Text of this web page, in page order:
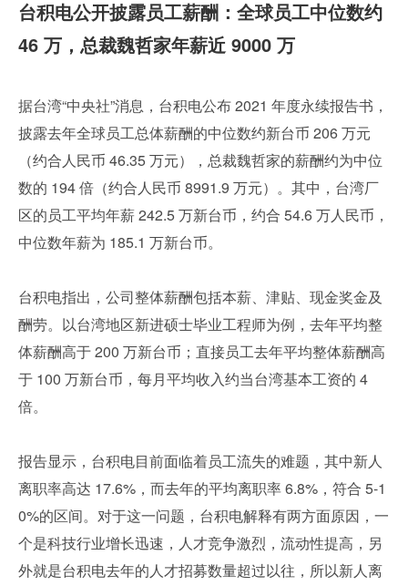
台积电公开披露员工薪酬：全球员工中位数约
46 万，总裁魏哲家年薪近 9000 万
据台湾“中央社”消息，台积电公布 2021 年度永续报告书，
披露去年全球员工总体薪酬的中位数约新台币 206 万元
（约合人民币 46.35 万元），总裁魏哲家的薪酬约为中位
数的 194 倍（约合人民币 8991.9 万元）。其中，台湾厂
区的员工平均年薪 242.5 万新台币，约合 54.6 万人民币，
中位数年薪为 185.1 万新台币。
台积电指出，公司整体薪酬包括本薪、津贴、现金奖金及
酬劳。以台湾地区新进硕士毕业工程师为例，去年平均整
体薪酬高于 200 万新台币；直接员工去年平均整体薪酬高
于 100 万新台币，每月平均收入约当台湾基本工资的 4
倍。
报告显示，台积电目前面临着员工流失的难题，其中新人
离职率高达 17.6%，而去年的平均离职率 6.8%，符合 5-1
0%的区间。对于这一问题，台积电解释有两方面原因，一
个是科技行业增长迅速，人才竞争激烈，流动性提高，另
外就是台积电去年的人才招募数量超过以往，所以新人离